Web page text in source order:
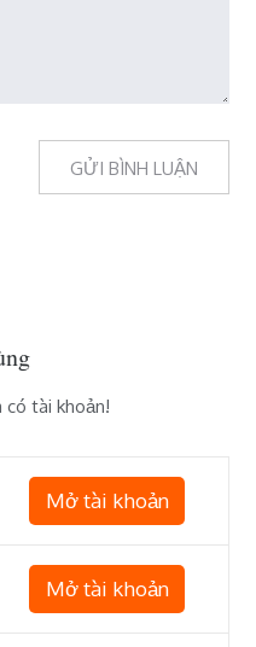
có tài khoản!
Mở tài khoản
Mở tài khoản